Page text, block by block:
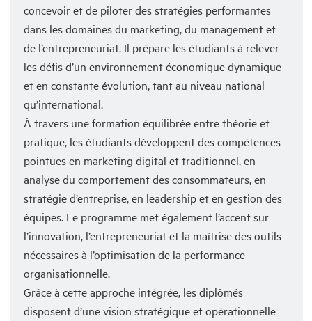
concevoir et de piloter des stratégies performantes
dans les domaines du marketing, du management et
de l’entrepreneuriat. Il prépare les étudiants à relever
les défis d’un environnement économique dynamique
et en constante évolution, tant au niveau national
qu’international.
À travers une formation équilibrée entre théorie et
pratique, les étudiants développent des compétences
pointues en marketing digital et traditionnel, en
analyse du comportement des consommateurs, en
stratégie d’entreprise, en leadership et en gestion des
équipes. Le programme met également l’accent sur
l’innovation, l’entrepreneuriat et la maîtrise des outils
nécessaires à l’optimisation de la performance
organisationnelle.
Grâce à cette approche intégrée, les diplômés
disposent d’une vision stratégique et opérationnelle